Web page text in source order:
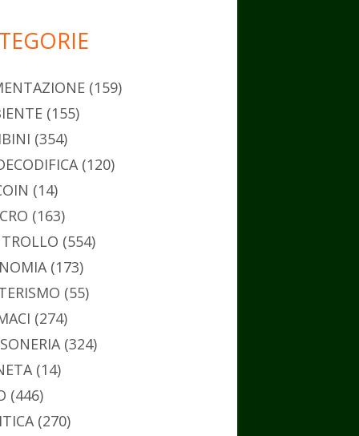
(159)
(155)
(354)
(120)
(14)
(163)
(554)
(173)
(55)
(274)
(324)
(14)
(446)
(270)